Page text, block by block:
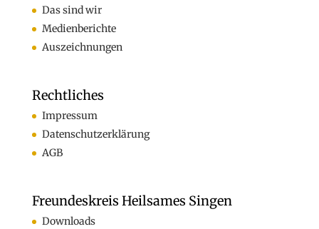
Anmeldung zum Newsletter
Kontakt
Das sind wir
Rechtliches
Impressum